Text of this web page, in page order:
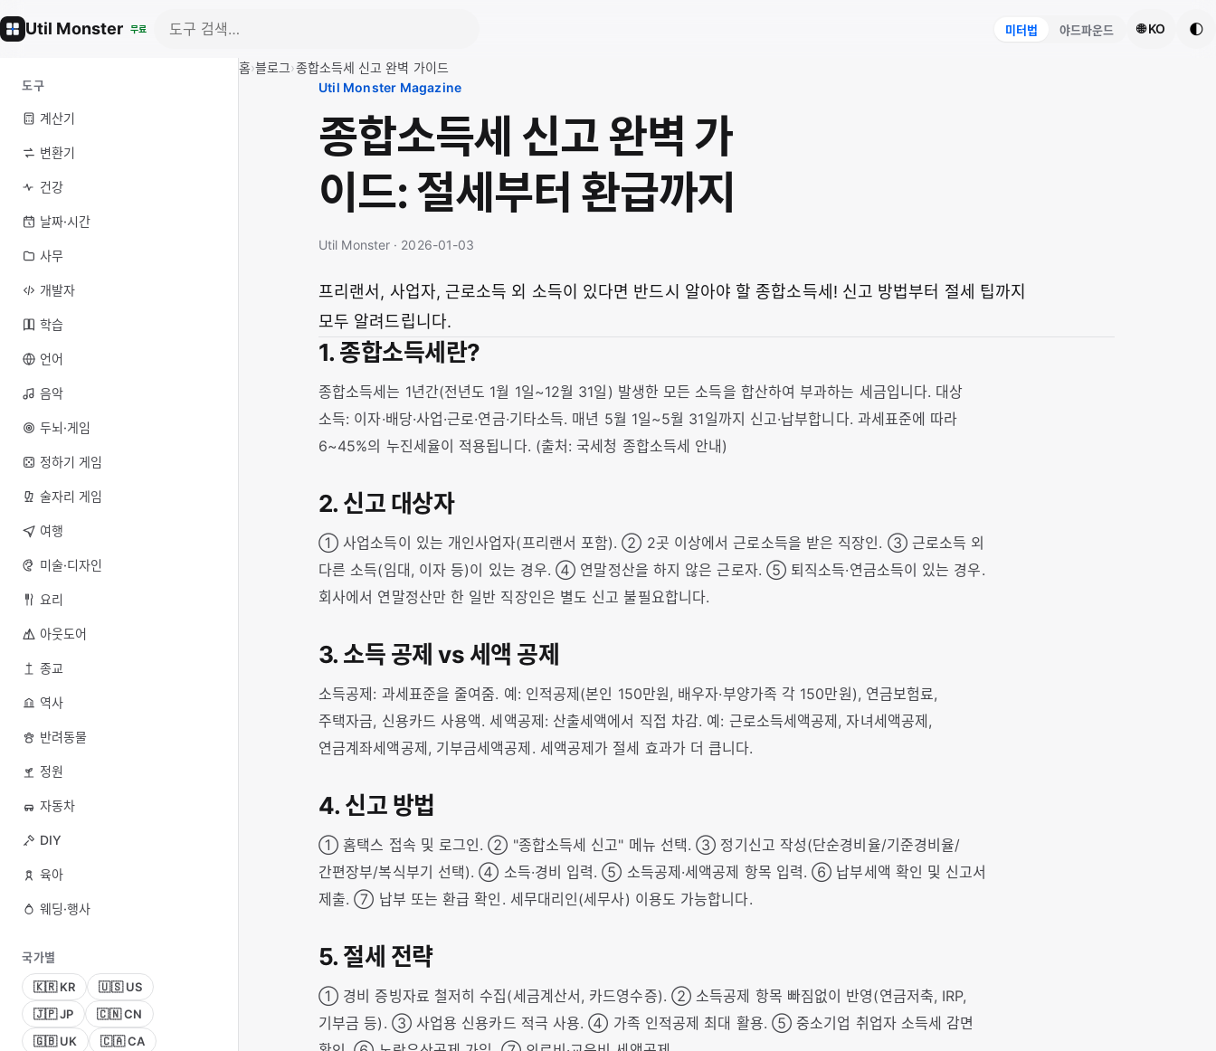
Util Monster 무료 미터법 야드파운드 🌐 KO 🌓
도구
계산기
변환기
건강
날짜·시간
사무
개발자
학습
언어
음악
두뇌·게임
정하기 게임
술자리 게임
여행
미술·디자인
요리
아웃도어
종교
역사
반려동물
정원
자동차
DIY
육아
웨딩·행사
국가별
🇰🇷 KR
🇺🇸 US
🇯🇵 JP
🇨🇳 CN
🇬🇧 UK
🇨🇦 CA
홈›블로그›종합소득세 신고 완벽 가이드
Util Monster Magazine
종합소득세 신고 완벽 가
이드: 절세부터 환급까지
Util Monster · 2026-01-03
프리랜서, 사업자, 근로소득 외 소득이 있다면 반드시 알아야 할 종합소득세! 신고 방법부터 절세 팁까지
모두 알려드립니다.
1. 종합소득세란?
종합소득세는 1년간(전년도 1월 1일~12월 31일) 발생한 모든 소득을 합산하여 부과하는 세금입니다. 대상
소득: 이자·배당·사업·근로·연금·기타소득. 매년 5월 1일~5월 31일까지 신고·납부합니다. 과세표준에 따라
6~45%의 누진세율이 적용됩니다. (출처: 국세청 종합소득세 안내)
2. 신고 대상자
① 사업소득이 있는 개인사업자(프리랜서 포함). ② 2곳 이상에서 근로소득을 받은 직장인. ③ 근로소득 외
다른 소득(임대, 이자 등)이 있는 경우. ④ 연말정산을 하지 않은 근로자. ⑤ 퇴직소득·연금소득이 있는 경우.
회사에서 연말정산만 한 일반 직장인은 별도 신고 불필요합니다.
3. 소득 공제 vs 세액 공제
소득공제: 과세표준을 줄여줌. 예: 인적공제(본인 150만원, 배우자·부양가족 각 150만원), 연금보험료,
주택자금, 신용카드 사용액. 세액공제: 산출세액에서 직접 차감. 예: 근로소득세액공제, 자녀세액공제,
연금계좌세액공제, 기부금세액공제. 세액공제가 절세 효과가 더 큽니다.
4. 신고 방법
① 홈택스 접속 및 로그인. ② "종합소득세 신고" 메뉴 선택. ③ 정기신고 작성(단순경비율/기준경비율/
간편장부/복식부기 선택). ④ 소득·경비 입력. ⑤ 소득공제·세액공제 항목 입력. ⑥ 납부세액 확인 및 신고서
제출. ⑦ 납부 또는 환급 확인. 세무대리인(세무사) 이용도 가능합니다.
5. 절세 전략
① 경비 증빙자료 철저히 수집(세금계산서, 카드영수증). ② 소득공제 항목 빠짐없이 반영(연금저축, IRP,
기부금 등). ③ 사업용 신용카드 적극 사용. ④ 가족 인적공제 최대 활용. ⑤ 중소기업 취업자 소득세 감면